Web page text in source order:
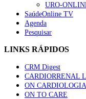
“Os
custo-
sustentável
Quase
87
URO-
SaúdeOnline TV
Agenda
Pesquisar
LINKS RÁPIDOS
CRM Digest
CARDIORRENAL
ON CARDIOLOGIA
ON TO CARE